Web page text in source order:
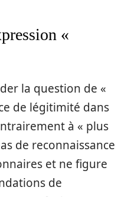
«
la question de «
de légitimité dans
à « plus
de reconnaissance
et ne figure
de